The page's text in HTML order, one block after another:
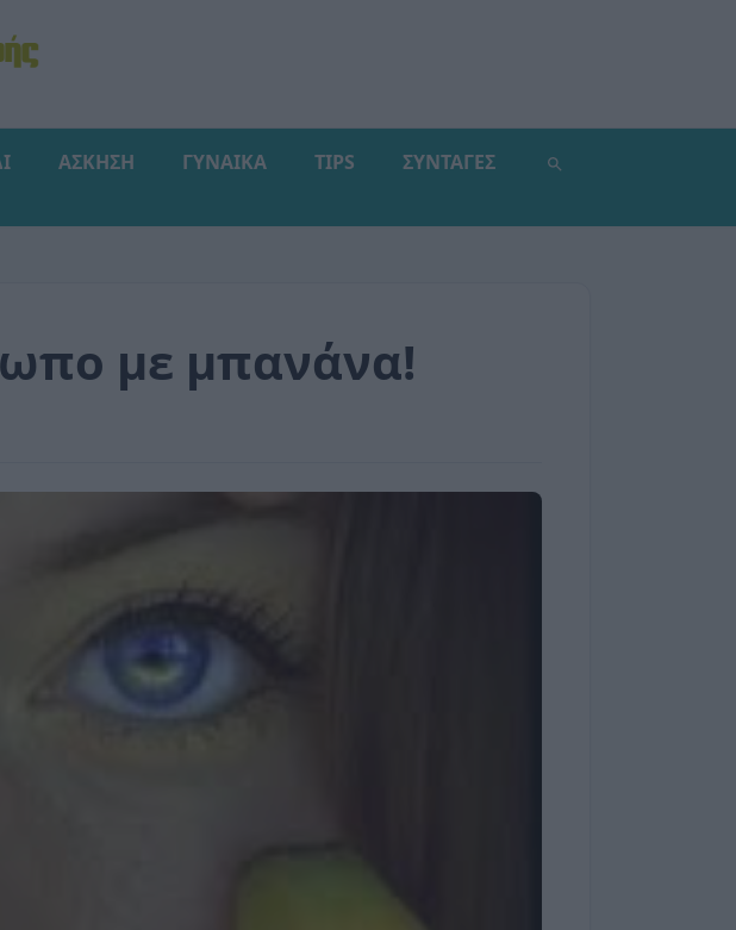
ΑΣΚΗΣΗ ΓΥΝΑΙΚΑ TIPS ΣΥΝΤΑΓΕΣ
με μπανάνα!